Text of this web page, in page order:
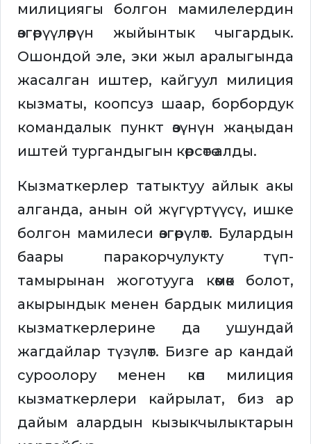
милициягы болгон мамилелердин
өзгөрүүлөрүн жыйынтык чыгардык.
Ошондой эле, эки жыл аралыгында
жасалган иштер, кайгуул милиция
кызматы, коопсуз шаар, борбордук
командалык пункт өзүнүн жаңыдан
иштей тургандыгын көрсөтө алды.
Кызматкерлер татыктуу айлык акы
алганда, анын ой жүгүртүүсү, ишке
болгон мамилеси өзгөрүлөт. Булардын
баары паракорчулукту түп-
тамырынан жоготууга көмөк болот,
акырындык менен бардык милиция
кызматкерлерине да ушундай
жагдайлар түзүлөт. Бизге ар кандай
суроолору менен көп милиция
кызматкерлери кайрылат, биз ар
дайым алардын кызыкчылыктарын